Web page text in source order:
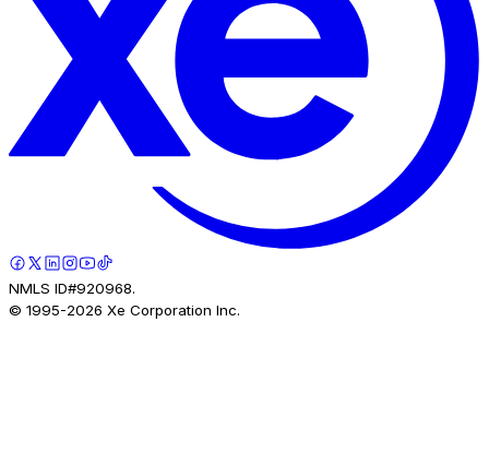
NMLS ID#920968.
© 1995-2026 Xe Corporation Inc.